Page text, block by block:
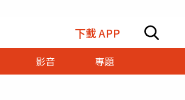
下載 APP
影音 專題